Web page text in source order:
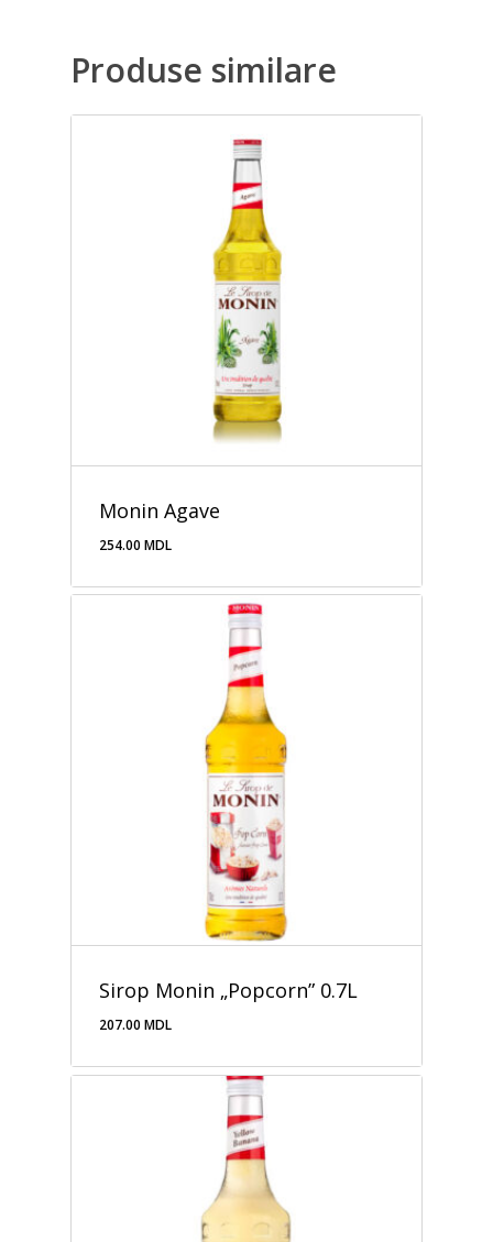
Produse similare
Monin Agave
254.00 MDL
Sirop Monin „Popcorn” 0.7L
207.00 MDL